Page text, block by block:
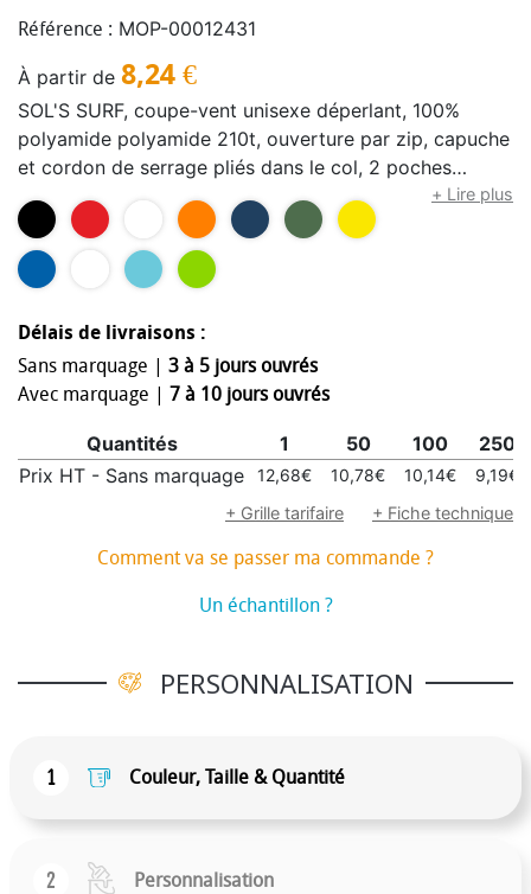
Référence : MOP-00012431
À partir de 8,24 €
SOL'S SURF, coupe-vent unisexe déperlant, 100%
polyamide polyamide 210t, ouverture par zip, capuche
et cordon de serrage pliés dans le col, 2 poches
extérieures zippées, système de pliage avec élastiques
se nouant à la taille, poignets avec élastique, œillets
d’aération. Pour la correspondance des tailles, veuillez
vous référer au size chart dans la documentation
+ Lire plus
Délais de livraisons :
Sans marquage | 3 à 5 jours ouvrés
Avec marquage | 7 à 10 jours ouvrés
Quantités 1 50 100
250
Prix HT - Sans marquage
12,68€ 10,78€ 10,14€
9,19€
+ Grille tarifaire
+ Fiche technique
Comment va se passer ma commande ?
Un échantillon ?
PERSONNALISATION
1 Couleur, Taille & Quantité
2 Personnalisation